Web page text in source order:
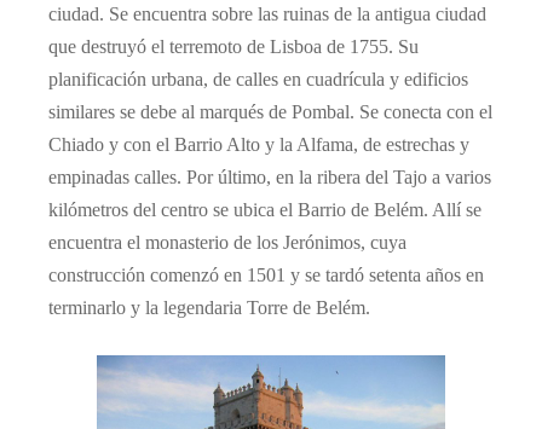
ciudad. Se encuentra sobre las ruinas de la antigua ciudad
que destruyó el terremoto de Lisboa de 1755. Su
planificación urbana, de calles en cuadrícula y edificios
similares se debe al marqués de Pombal. Se conecta con el
Chiado y con el Barrio Alto y la Alfama, de estrechas y
empinadas calles. Por último, en la ribera del Tajo a varios
kilómetros del centro se ubica el Barrio de Belém. Allí se
encuentra el monasterio de los Jerónimos, cuya
construcción comenzó en 1501 y se tardó setenta años en
terminarlo y la legendaria Torre de Belém.